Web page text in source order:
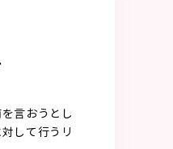
言おうとし
して行うリ